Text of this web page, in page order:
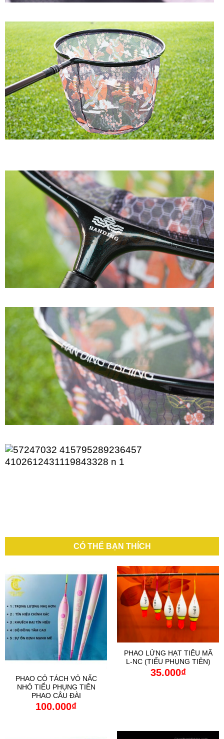
CÓ THỂ BẠN THÍCH
PHAO CỎ TÁCH VỎ NẤC
NHỎ TIỂU PHỤNG TIÊN
PHAO CÂU ĐÀI
100.000₫
PHAO LỬNG HẠT TIÊU MÃ
L-NC (TIỂU PHỤNG TIÊN)
35.000₫